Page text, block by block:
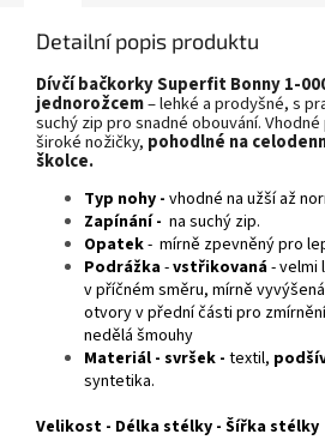
Detailní popis produktu
Dívčí bačkorky Superfit Bonny 1-
jednorožcem– lehké a prodyšné, s
suchý zip pro snadné obouvání.
široké nožičky, pohodlné na
školce.
Typ nohy - vhodné na užší až
Zapínání - na suchý zip.
Opatek- mírně zpevněný pro
Podrážka-vstřikovaná- velmi
v příčném směru, mírně
otvory v přední části pro
nedělá šmouhy
Materiál - svršek - textil,
syntetika.
Velikost - Délka stélky - Šířka stélky